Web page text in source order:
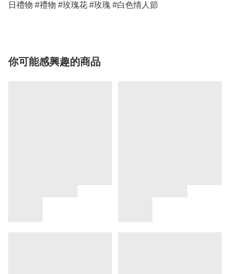
日禮物 #禮物 #玫瑰花 #玫瑰 #白色情人節
你可能感興趣的商品